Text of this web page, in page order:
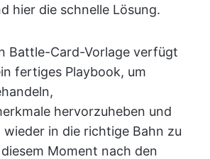
hier die schnelle Lösung.
Battle-Card-Vorlage verfügt
fertiges Playbook, um
hervorzuheben und
in die richtige Bahn zu
Moment nach den